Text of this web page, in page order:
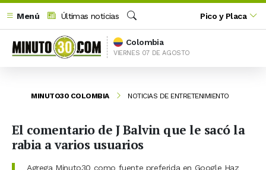
Menú
Últimas noticias
Buscar
Pico y Placa
Colombia
VIERNES 07 DE AGOSTO
MINUTO30 COLOMBIA NOTICIAS DE ENTRETENIMIENTO
El comentario de J Balvin que le sacó la
rabia a varios usuarios
Agrega Minuto30 como fuente preferida en Google Haz